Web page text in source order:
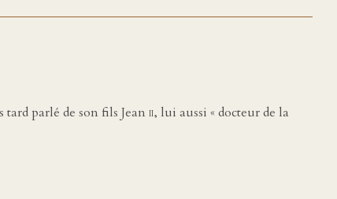
parlé de son fils Jean ii, lui aussi « docteur de la